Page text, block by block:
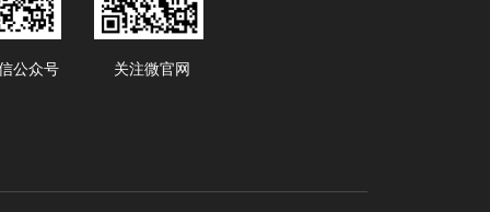
公众号 关注微官网